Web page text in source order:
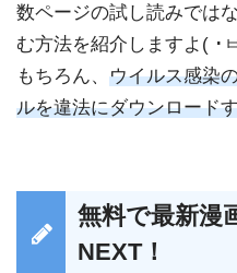
数ページの試し読みでは
もちろん、 ウイルス感染
ルを違法にダウンロード
無料で最新漫
NEXT！